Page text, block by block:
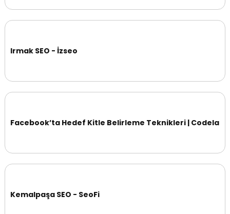
Irmak SEO - İzseo
Facebook’ta Hedef Kitle Belirleme Teknikleri | Codela
Kemalpaşa SEO - SeoFi